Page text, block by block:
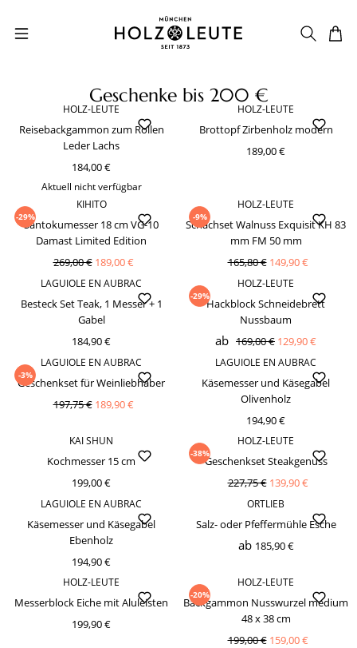
Zum Hauptinhalt springen
Geschenke bis 200 €
HOLZ-LEUTE
Reisebackgammon zum Rollen
Leder Lachs
184,00 €
Aktuell nicht verfügbar
HOLZ-LEUTE
Brottopf Zirbenholz modern
189,00 €
-29%
KIHITO
Santokumesser 18 cm VG-10
Damast Limited Edition
269,00 € 189,00 €
-9%
HOLZ-LEUTE
Schachset Walnuss Exquisit KH 83
mm FM 50 mm
165,80 € 149,90 €
LAGUIOLE EN AUBRAC
Besteck Set Teak, 1 Messer + 1
Gabel
184,90 €
-29%
HOLZ-LEUTE
Hackblock Schneidebrett
Nussbaum
ab 169,00 € 129,90 €
-3%
LAGUIOLE EN AUBRAC
Geschenkset für Weinliebhaber
197,75 € 189,90 €
LAGUIOLE EN AUBRAC
Käsemesser und Käsegabel
Olivenholz
194,90 €
KAI SHUN
Kochmesser 15 cm
199,00 €
-38%
HOLZ-LEUTE
Geschenkset Steakgenuss
227,75 € 139,90 €
LAGUIOLE EN AUBRAC
Käsemesser und Käsegabel
Ebenholz
194,90 €
ORTLIEB
Salz- oder Pfeffermühle Esche
ab 185,90 €
HOLZ-LEUTE
Messerblock Eiche mit Aluleisten
199,90 €
-20%
HOLZ-LEUTE
Backgammon Nusswurzel medium
48 x 38 cm
199,00 € 159,00 €